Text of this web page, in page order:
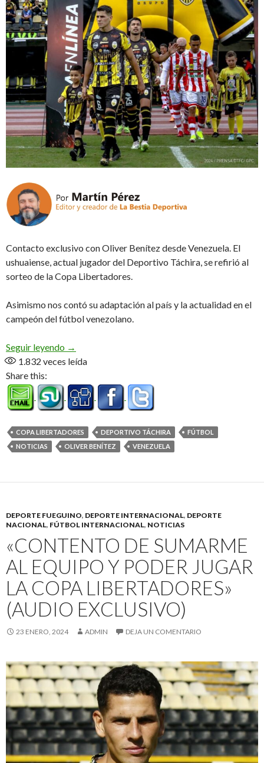
Contacto exclusivo con Oliver Benítez desde Venezuela. El
ushuaiense, actual jugador del Deportivo Táchira, se refirió al
sorteo de la Copa Libertadores.
Asimismo nos contó su adaptación al país y la actualidad en el
campeón del fútbol venezolano.
Seguir leyendo «Contento y sorprendido por que nos haya
→
1.832 veces leída
Share this:
COPA LIBERTADORES DEPORTIVO TÁCHIRA
FÚTBOL
NOTICIAS
OLIVER BENÍTEZ VENEZUELA
DEPORTE FUEGUINO, DEPORTE INTERNACIONAL, DEPORTE
NACIONAL, FÚTBOL INTERNACIONAL, NOTICIAS
«CONTENTO DE SUMARME
AL EQUIPO Y PODER JUGAR
LA COPA LIBERTADORES»
(AUDIO EXCLUSIVO)
23 ENERO, 2024 ADMIN DEJA UN COMENTARIO